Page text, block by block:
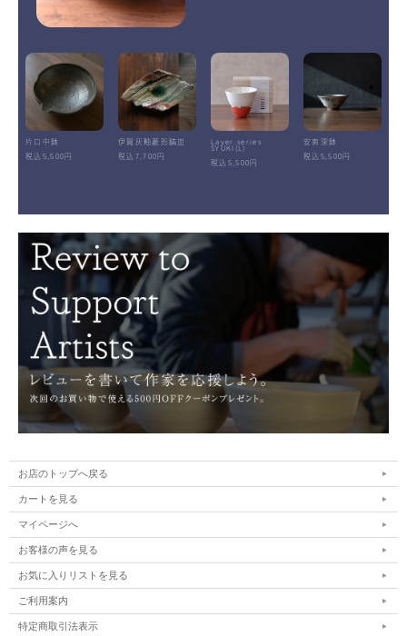
荒木義隆追悼特別展-出展作品-。
生涯、器を作り続けた陶芸家・荒木義隆さんの回顧展。
和食器を変えた器から、海を渡り作られたアジアの器まで。
うつわや悠々ウェブ未発表の作品を展示販売です。
■素材 陶器
■サイズ 縦約26cm 横約34cm 高さ約7cm
■手触り ざらっとしています。
■重量 約1685g
※展覧会作品のため、お渡しが展覧会終了後の発送になる場合もございます。
片口中鉢
税込5,500円
伊賀灰釉菱形鎬皿
税込7,700円
Layer.series
SYUKI(L)
税込5,500円
安南深鉢
税込5,500円
お店のトップへ戻る
カートを見る
マイページへ
お客様の声を見る
お気に入りリストを見る
ご利用案内
特定商取引法表示